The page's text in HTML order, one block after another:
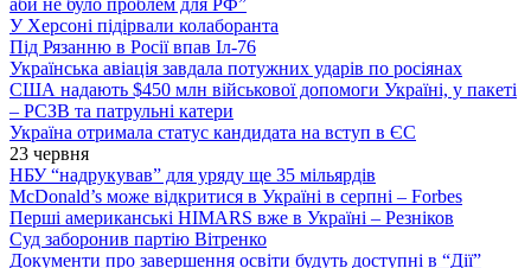
аби не було проблем для РФ”
У Херсоні підірвали колаборанта
Під Рязанню в Росії впав Іл-76
Українська авіація завдала потужних ударів по росіянах
США надають $450 млн військової допомоги Україні, у пакеті
– РСЗВ та патрульні катери
Україна отримала статус кандидата на вступ в ЄС
23 червня
НБУ “надрукував” для уряду ще 35 мільярдів
McDonald’s може відкритися в Україні в серпні – Forbes
Перші американські HIMARS вже в Україні – Резніков
Суд заборонив партію Вітренко
Документи про завершення освіти будуть доступні в “Дії”